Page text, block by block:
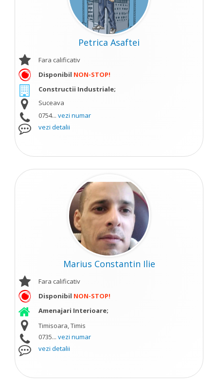
Petrica Asaftei
Fara calificativ
Disponibil NON-STOP!
Constructii Industriale;
Suceava
0754... vezi numar
vezi detalii
Marius Constantin Ilie
Fara calificativ
Disponibil NON-STOP!
Amenajari Interioare;
Timisoara, Timis
0735... vezi numar
vezi detalii